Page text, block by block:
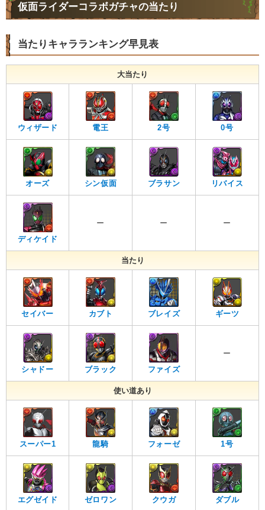
仮面ライダーコラボガチャの当たり
当たりキャラランキング早見表
大当たり
ウィザード 電王 2号 0号
オーズ シン仮面 ブラサン リバイス
ディケイド
ー ー ー
当たり
セイバー カブト ブレイズ ギーツ
シャドー ブラック ファイズ
ー
使い道あり
スーパー1 龍騎 フォーゼ 1号
エグゼイド ゼロワン クウガ ダブル